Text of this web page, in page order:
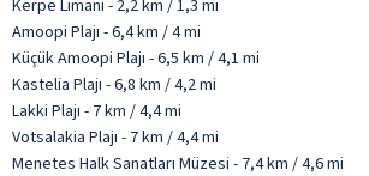
Kerpe Limanı - 2,2 km / 1,3 mi
Amoopi Plajı - 6,4 km / 4 mi
Küçük Amoopi Plajı - 6,5 km / 4,1 mi
Kastelia Plajı - 6,8 km / 4,2 mi
Lakki Plajı - 7 km / 4,4 mi
Votsalakia Plajı - 7 km / 4,4 mi
Menetes Halk Sanatları Müzesi - 7,4 km / 4,6 mi